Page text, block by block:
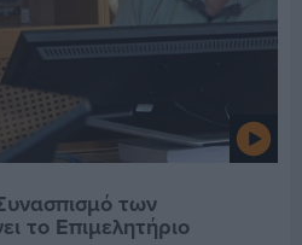
των
το Επιμελητήριο